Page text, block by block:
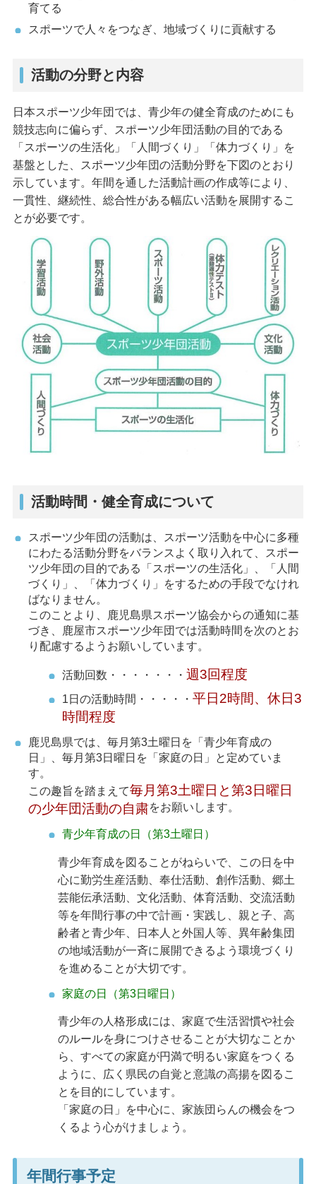
育てる
スポーツで人々をつなぎ、地域づくりに貢献する
活動の分野と内容
日本スポーツ少年団では、青少年の健全育成のためにも
競技志向に偏らず、スポーツ少年団活動の目的である
「スポーツの生活化」「人間づくり」「体力づくり」を
基盤とした、スポーツ少年団の活動分野を下図のとおり
示しています。年間を通した活動計画の作成等により、
一貫性、継続性、総合性がある幅広い活動を展開するこ
とが必要です。
活動時間・健全育成について
スポーツ少年団の活動は、スポーツ活動を中心に多種
にわたる活動分野をバランスよく取り入れて、スポー
ツ少年団の目的である「スポーツの生活化」、「人間
づくり」、「体力づくり」をするための手段でなけれ
ばなりません。
このことより、鹿児島県スポーツ協会からの通知に基
づき、鹿屋市スポーツ少年団では活動時間を次のとお
り配慮するようお願いしています。
活動回数・・・・・・・ 週3回程度
1日の活動時間・・・・・ 平日2時間、休日3
時間程度
鹿児島県では、毎月第3土曜日を「青少年育成の
日」、毎月第3日曜日を「家庭の日」と定めていま
す。
この趣旨を踏まえて毎月第3土曜日と第3日曜日
の少年団活動の自粛をお願いします。
青少年育成の日（第3土曜日）
青少年育成を図ることがねらいで、この日を中
心に勤労生産活動、奉仕活動、創作活動、郷土
芸能伝承活動、文化活動、体育活動、交流活動
等を年間行事の中で計画・実践し、親と子、高
齢者と青少年、日本人と外国人等、異年齢集団
の地域活動が一斉に展開できるよう環境づくり
を進めることが大切です。
家庭の日（第3日曜日）
青少年の人格形成には、家庭で生活習慣や社会
のルールを身につけさせることが大切なことか
ら、すべての家庭が円満で明るい家庭をつくる
ように、広く県民の自覚と意識の高揚を図るこ
とを目的にしています。
「家庭の日」を中心に、家族団らんの機会をつ
くるよう心がけましょう。
年間行事予定